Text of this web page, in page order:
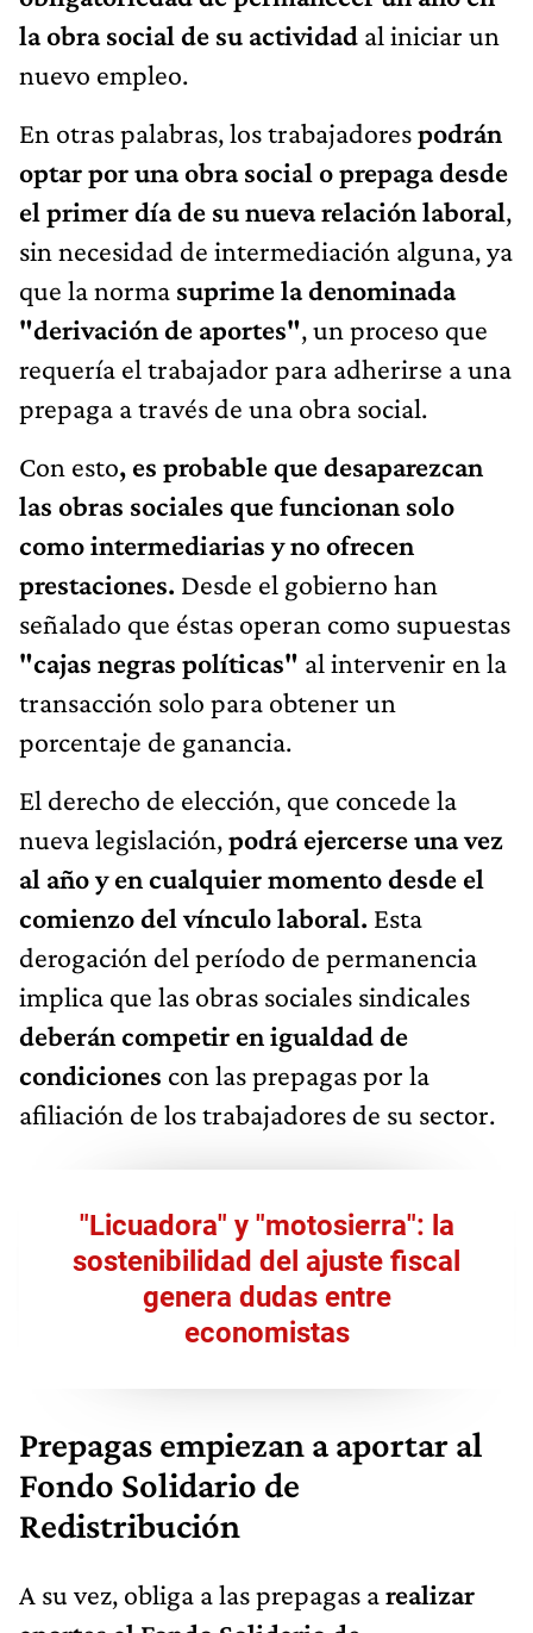
la obra social de su actividad al iniciar un
nuevo empleo.
En otras palabras, los trabajadorespodrán
optar por una obra social o prepaga desde
el primer día de su nueva relación laboral,
sin necesidad de intermediación alguna, ya
que la norma suprime la denominada
"derivación de aportes", un proceso que
requería el trabajador para adherirse a una
prepaga a través de una obra social.
Con esto, es probable que desaparezcan
las obras sociales que funcionan solo
como intermediarias y no ofrecen
prestaciones. Desde el gobierno han
señalado que éstas operan como supuestas
"cajas negras políticas" al intervenir en la
transacción solo para obtener un
porcentaje de ganancia.
El derecho de elección, que concede la
nueva legislación,podrá ejercerse una vez
al año y en cualquier momento desde el
comienzo del vínculo laboral. Esta
derogación del período de permanencia
implica que las obras sociales sindicales
deberán competir en igualdad de
condiciones con las prepagas por la
afiliación de los trabajadores de su sector.
"Licuadora" y "motosierra": la
sostenibilidad del ajuste fiscal
genera dudas entre
economistas
Prepagas empiezan a aportar al
Fondo Solidario de
Redistribución
A su vez, obliga a las prepagas arealizar